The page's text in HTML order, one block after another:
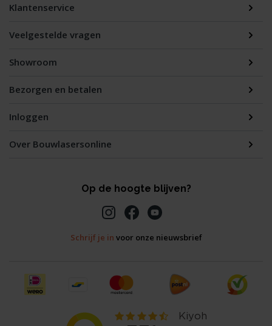
Klantenservice
Veelgestelde vragen
Showroom
Bezorgen en betalen
Inloggen
Over Bouwlasersonline
Op de hoogte blijven?
Schrijf je in voor onze nieuwsbrief